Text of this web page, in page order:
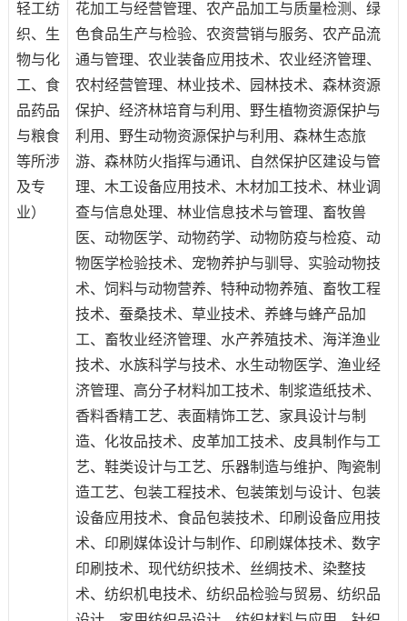
轻工纺
织、生
物与化
工、食
品药品
与粮食
等所涉
及专
业）
花加工与经营管理、农产品加工与质量检测、绿
色食品生产与检验、农资营销与服务、农产品流
通与管理、农业装备应用技术、农业经济管理、
农村经营管理、林业技术、园林技术、森林资源
保护、经济林培育与利用、野生植物资源保护与
利用、野生动物资源保护与利用、森林生态旅
游、森林防火指挥与通讯、自然保护区建设与管
理、木工设备应用技术、木材加工技术、林业调
查与信息处理、林业信息技术与管理、畜牧兽
医、动物医学、动物药学、动物防疫与检疫、动
物医学检验技术、宠物养护与驯导、实验动物技
术、饲料与动物营养、特种动物养殖、畜牧工程
技术、蚕桑技术、草业技术、养蜂与蜂产品加
工、畜牧业经济管理、水产养殖技术、海洋渔业
技术、水族科学与技术、水生动物医学、渔业经
济管理、高分子材料加工技术、制浆造纸技术、
香料香精工艺、表面精饰工艺、家具设计与制
造、化妆品技术、皮革加工技术、皮具制作与工
艺、鞋类设计与工艺、乐器制造与维护、陶瓷制
造工艺、包装工程技术、包装策划与设计、包装
设备应用技术、食品包装技术、印刷设备应用技
术、印刷媒体设计与制作、印刷媒体技术、数字
印刷技术、现代纺织技术、丝绸技术、染整技
术、纺织机电技术、纺织品检验与贸易、纺织品